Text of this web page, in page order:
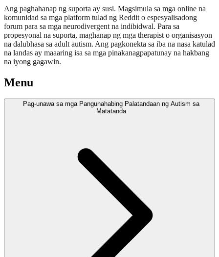
Ang paghahanap ng suporta ay susi. Magsimula sa mga online na
komunidad sa mga platform tulad ng Reddit o espesyalisadong
forum para sa mga neurodivergent na indibidwal. Para sa
propesyonal na suporta, maghanap ng mga therapist o organisasyon
na dalubhasa sa adult autism. Ang pagkonekta sa iba na nasa katulad
na landas ay maaaring isa sa mga pinakanagpapatunay na hakbang
na iyong gagawin.
Menu
Pag-unawa sa mga Pangunahabing Palatandaan ng Autism sa
Matatanda